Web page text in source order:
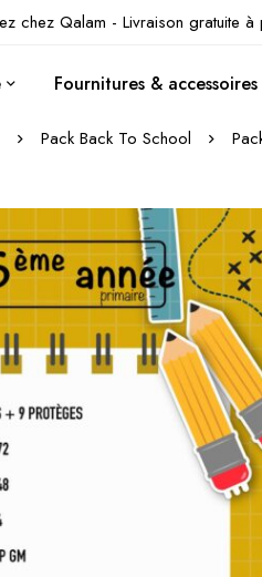
chez Qalam - Livraison
Fournitures &
Pack Back To School